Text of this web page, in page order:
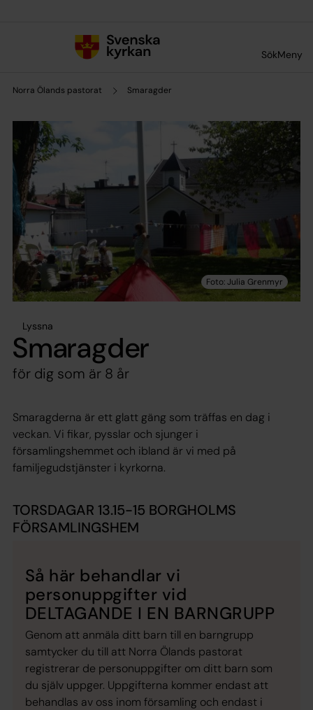
SökMeny
Norra Ölands pastorat Smaragder
Lyssna
Smaragder
för dig som är 8 år
Smaragderna är ett glatt gäng som träffas en dag i
veckan. Vi fikar, pysslar och sjunger i
församlingshemmet och ibland är vi med på
familjegudstjänster i kyrkorna.
TORSDAGAR 13.15-15 BORGHOLMS
FÖRSAMLINGSHEM
Så här behandlar vi
personuppgifter vid
DELTAGANDE I EN BARNGRUPP
Genom att anmäla ditt barn till en barngrupp
samtycker du till att Norra Ölands pastorat
registrerar de personuppgifter om ditt barn som
du själv uppger. Uppgifterna kommer endast att
behandlas av oss inom församling och endast i